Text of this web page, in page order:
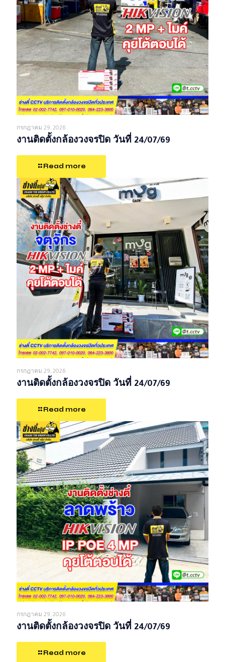
กรกฎาคม 29, 2026
งานติดตั้งกล้องวงจรปิด วันที่ 24/07/69
Read more
กรกฎาคม 29, 2026
งานติดตั้งกล้องวงจรปิด วันที่ 24/07/69
Read more
กรกฎาคม 29, 2026
งานติดตั้งกล้องวงจรปิด วันที่ 24/07/69
Read more